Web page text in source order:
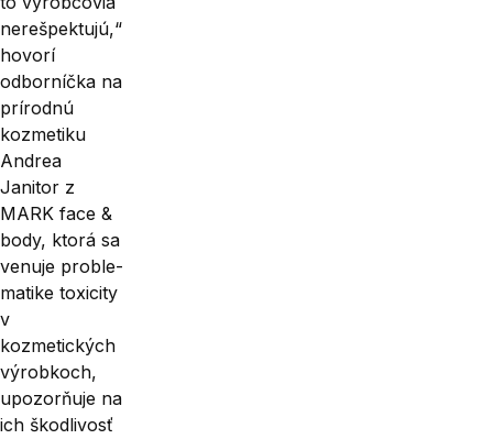
nerešpek­tujú,“
hovorí
odborníčka na
prírodnú
kozmetiku
Andrea
Janitor z
MARK face &
body, ktorá sa
venuje proble­
matike toxicity
v
kozmetických
výrob­koch,
upozorňuje na
ich škodlivosť